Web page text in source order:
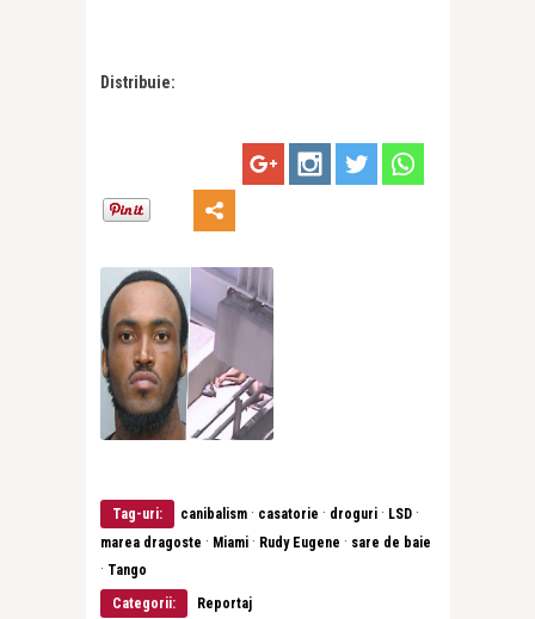
Distribuie:
Tag-uri: canibalism · casatorie · droguri · LSD ·
marea dragoste · Miami · Rudy Eugene · sare de baie
· Tango
Categorii:
Reportaj